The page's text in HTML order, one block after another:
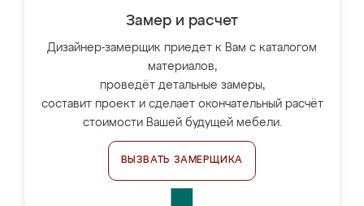
Замер и расчет
Дизайнер-замерщик приедет к Вам с каталогом
материалов,
проведёт детальные замеры,
составит проект и сделает окончательный расчёт
стоимости Вашей будущей мебели.
ВЫЗВАТЬ ЗАМЕРЩИКА